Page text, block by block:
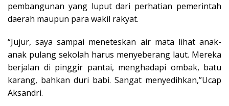
pembangunan yang luput dari perhatian pemerintah
daerah maupun para wakil rakyat.
“Jujur, saya sampai meneteskan air mata lihat anak-
anak pulang sekolah harus menyeberang laut. Mereka
berjalan di pinggir pantai, menghadapi ombak, batu
karang, bahkan duri babi. Sangat menyedihkan,”Ucap
Aksandri.